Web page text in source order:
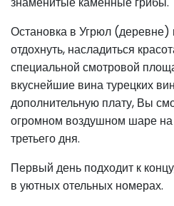
Остановка в Угрюл (деревне)
отдохнуть, насладиться
специальной смотровой
вкуснейшие вина турецких
дополнительную плату, Вы
огромном воздушном шаре на
третьего дня.
Первый день подходит к
в уютных отельных номерах.